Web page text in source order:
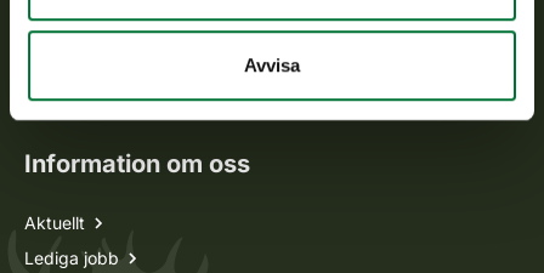
Avvisa
Jaktkort
Ansökan om licenser och dispenser
Information om oss
Aktuellt
Lediga jobb